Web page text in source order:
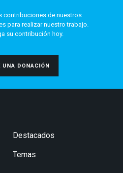
contribuciones de nuestros
para realizar nuestro trabajo.
su contribución hoy.
UNA DONACIÓN
Destacados
Temas